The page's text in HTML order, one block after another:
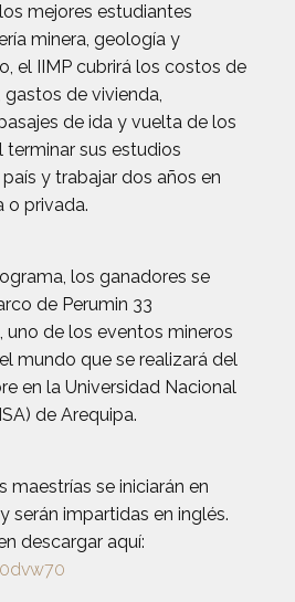
mejores estudiantes
minera, geología y
el IIMP cubrirá los costos de
de vivienda,
de ida y vuelta de los
terminar sus estudios
y trabajar dos años en
o privada.
los ganadores se
de Perumin 33
uno de los eventos mineros
mundo que se realizará del
en la Universidad Nacional
de Arequipa.
maestrías se iniciarán en
serán impartidas en inglés.
descargar aquí: